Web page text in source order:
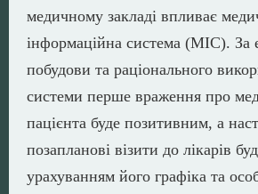
медичному закладі впливає
інформаційна система (МІС). За
побудови та раціонального
системи перше враження про
пацієнта буде позитивним, а
позапланові візити до лікарів
урахуванням його графіка та